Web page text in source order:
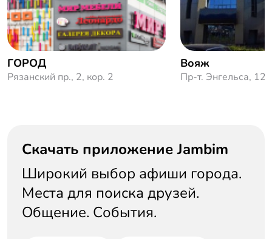
ГОРОД
Рязанский пр., 2, кор. 2
Вояж
Пр-т. Энгельса, 124
Скачать приложение Jambim
Широкий выбор афиши города.
Места для поиска друзей.
Общение. События.